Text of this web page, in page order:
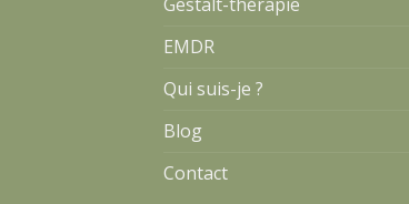
EMDR
Qui suis-je ?
Blog
Contact